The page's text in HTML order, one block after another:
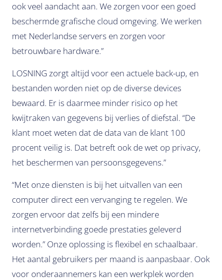
ook veel aandacht aan. We zorgen voor een goed
beschermde grafische cloud omgeving. We werken
met Nederlandse servers en zorgen voor
betrouwbare hardware.”
LOSNING zorgt altijd voor een actuele back-up, en
bestanden worden niet op de diverse devices
bewaard. Er is daarmee minder risico op het
kwijtraken van gegevens bij verlies of diefstal. “De
klant moet weten dat de data van de klant 100
procent veilig is. Dat betreft ook de wet op privacy,
het beschermen van persoonsgegevens.”
“Met onze diensten is bij het uitvallen van een
computer direct een vervanging te regelen. We
zorgen ervoor dat zelfs bij een mindere
internetverbinding goede prestaties geleverd
worden.” Onze oplossing is flexibel en schaalbaar.
Het aantal gebruikers per maand is aanpasbaar. Ook
voor onderaannemers kan een werkplek worden